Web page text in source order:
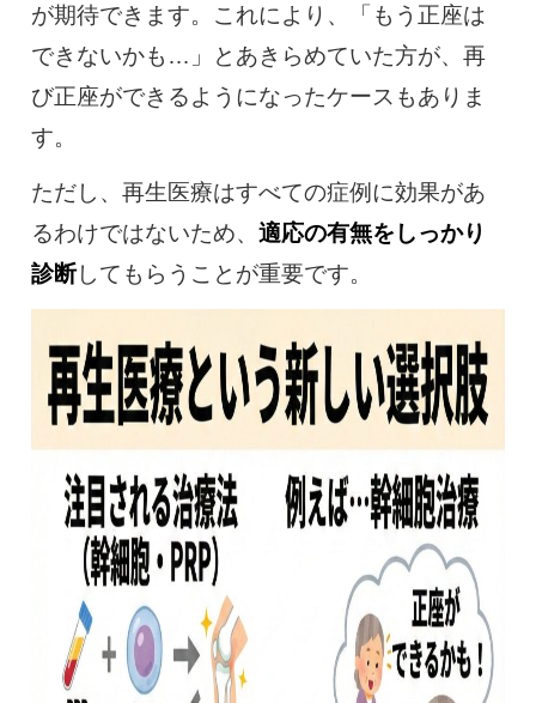
が期待できます。これにより、「もう正座は
できないかも…」とあきらめていた方が、再
び正座ができるようになったケースもありま
す。
ただし、再生医療はすべての症例に効果があ
るわけではないため、 適応の有無をしっかり
診断してもらうことが重要です。